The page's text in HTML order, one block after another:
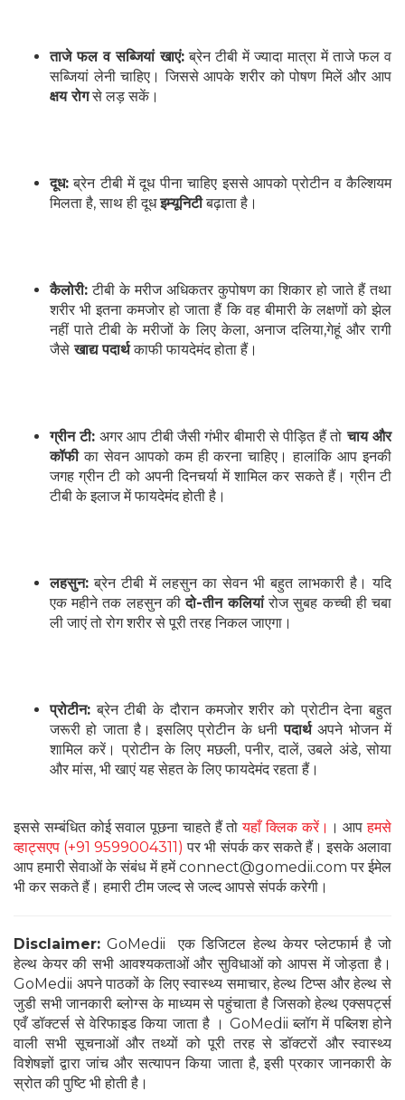
ताजे फल व सब्जियां खाएं: ब्रेन टीबी में ज्यादा मात्रा में ताजे फल व
सब्जियां लेनी चाहिए। जिससे आपके शरीर को पोषण मिलें और आप
क्षय रोगसे लड़ सकें।
दूध: ब्रेन टीबी में दूध पीना चाहिए इससे आपको प्रोटीन व कैल्शियम
मिलता है, साथ ही दूधइम्यूनिटीबढ़ाता है।
कैलोरी: टीबी के मरीज अधिकतर कुपोषण का शिकार हो जाते हैं तथा
शरीर भी इतना कमजोर हो जाता हैं कि वह बीमारी के लक्षणों को झेल
नहीं पाते टीबी के मरीजों के लिए केला, अनाज दलिया,गेहूं और रागी
जैसे खाद्य पदार्थकाफी फायदेमंद होता हैं।
ग्रीन टी: अगर आप टीबी जैसी गंभीर बीमारी से पीड़ित हैं तो चाय और
कॉफीका सेवन आपको कम ही करना चाहिए। हालांकि आप इनकी
जगह ग्रीन टी को अपनी दिनचर्या में शामिल कर सकते हैं। ग्रीन टी
टीबी के इलाज में फायदेमंद होती है।
लहसुन: ब्रेन टीबी में लहसुन का सेवन भी बहुत लाभकारी है। यदि
एक महीने तक लहसुन कीदो-तीन कलियांरोज सुबह कच्ची ही चबा
ली जाएं तो रोग शरीर से पूरी तरह निकल जाएगा।
प्रोटीन: ब्रेन टीबी के दौरान कमजोर शरीर को प्रोटीन देना बहुत
जरूरी हो जाता है। इसलिए प्रोटीन के धनीपदार्थअपने भोजन में
शामिल करें। प्रोटीन के लिए मछली, पनीर, दालें, उबले अंडे, सोया
और मांस, भी खाएं यह सेहत के लिए फायदेमंद रहता हैं।
इससे सम्बंधित कोई सवाल पूछना चाहते हैं तोयहाँ क्लिक करें। । आपहमसे
व्हाट्सएप (+91 9599004311) पर भी संपर्क कर सकते हैं। इसके अलावा
आप हमारी सेवाओं के संबंध में हमें connect@gomedii.com पर ईमेल
भी कर सकते हैं। हमारी टीम जल्द से जल्द आपसे संपर्क करेगी।
Disclaimer: GoMedii एक डिजिटल हेल्थ केयर प्लेटफार्म है जो
हेल्थ केयर की सभी आवश्यकताओं और सुविधाओं को आपस में जोड़ता है।
GoMedii अपने पाठकों के लिए स्वास्थ्य समाचार, हेल्थ टिप्स और हेल्थ से
जुडी सभी जानकारी ब्लोग्स के माध्यम से पहुंचाता है जिसको हेल्थ एक्सपर्ट्स
एवँ डॉक्टर्स से वेरिफाइड किया जाता है । GoMedii ब्लॉग में पब्लिश होने
वाली सभी सूचनाओं और तथ्यों को पूरी तरह से डॉक्टरों और स्वास्थ्य
विशेषज्ञों द्वारा जांच और सत्यापन किया जाता है, इसी प्रकार जानकारी के
स्रोत की पुष्टि भी होती है।